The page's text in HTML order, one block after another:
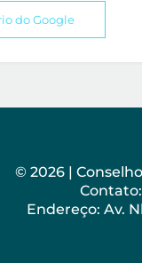
do Google
© 2026 |
Contato:
Endereço: Av.